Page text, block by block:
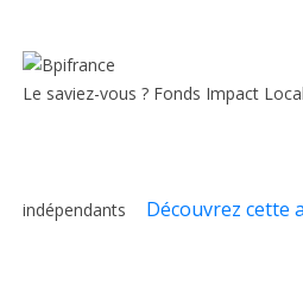
Le saviez-vous ? Fonds Impact
indépendants Découvrez cette